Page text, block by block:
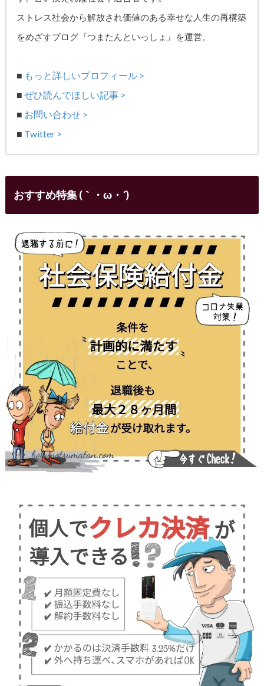
ストレス社会から解放され価値のある幸せな人生の再構築
をめざすブログ『つまたんといっしょ』を運営。
■ もっと詳しいプロフィール >
■ぜひ読んでほしい記事 >
■ お問い合わせ >
■ Twitter >
おすすめ特集 (｀・ω・´)ゞ